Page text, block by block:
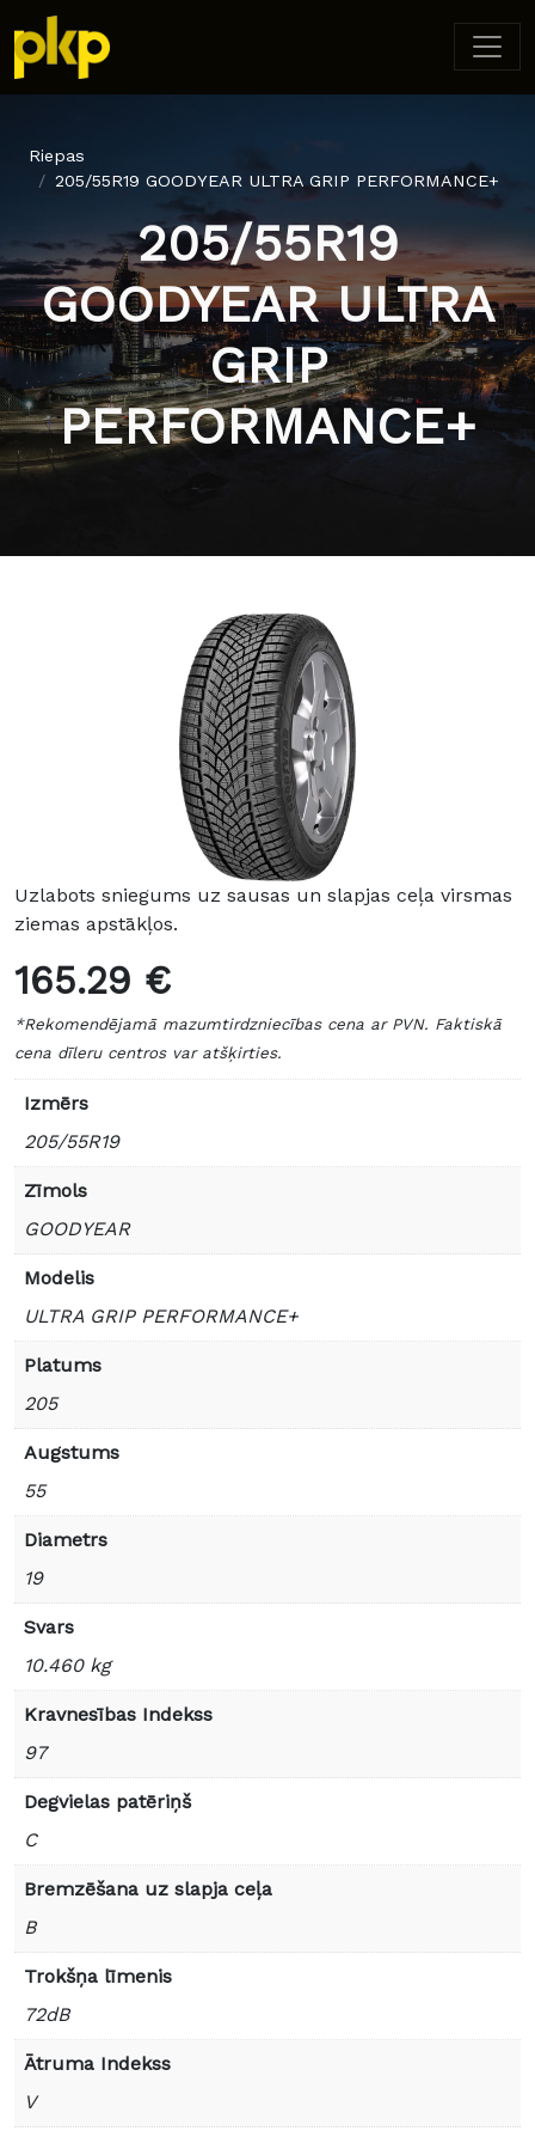
Riepas
205/55R19 GOODYEAR ULTRA GRIP PERFORMANCE+
205/55R19
GOODYEAR ULTRA
GRIP
PERFORMANCE+
Uzlabots sniegums uz sausas un slapjas ceļa virsmas
ziemas apstākļos.
165.29 €
*Rekomendējamā mazumtirdzniecības cena ar PVN. Faktiskā
cena dīleru centros var atšķirties.
Izmērs
205/55R19
Zīmols
GOODYEAR
Modelis
ULTRA GRIP PERFORMANCE+
Platums
205
Augstums
55
Diametrs
19
Svars
10.460 kg
Kravnesības Indekss
97
Degvielas patēriņš
C
Bremzēšana uz slapja ceļa
B
Trokšņa līmenis
72dB
Ātruma Indekss
V